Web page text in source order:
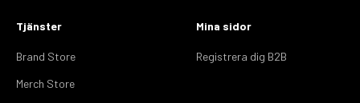
Tjänster
Brand Store
Merch Store
Mina sidor
Registrera dig B2B